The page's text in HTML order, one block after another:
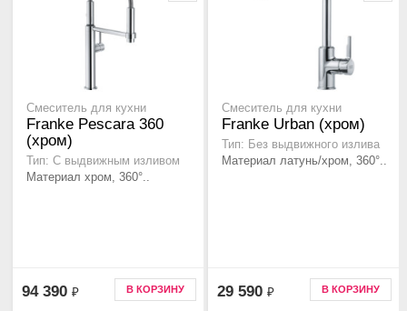
Смеситель для кухни
Franke Pescara 360
(хром)
Тип: С выдвижным изливом
Материал хром, 360°..
94 390 ₽ В КОРЗИНУ
Смеситель для кухни
Franke Urban (хром)
Тип: Без выдвижного излива
Материал латунь/хром, 360°..
29 590 ₽ В КОРЗИНУ